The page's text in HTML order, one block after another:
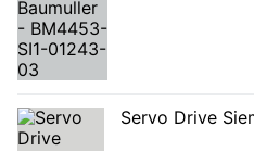
Servo Drive